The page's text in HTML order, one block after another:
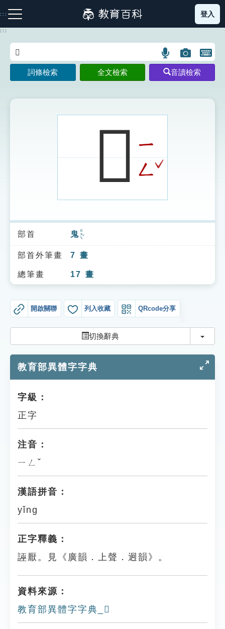
到
主
:::
注音索引圖示 筆畫索引圖示 部首索引表圖示
索引選單
知識索引
單字索引
遊戲專區
教學應用
貓頭鷹博士
登入
:::
語
言
搜
示
圖
片
搜
開
鍵
圖
詞條檢索 全文檢索 音讀檢索
𩳍ㄧ
ㄥ ˇ
部首 鬼ㄍㄨㄟˇ
部首外筆畫 7 畫
總筆畫 17 畫
開啟關聯 列入收藏 QRcode分享
切換辭典 切換
教育部異體字字典
字級：
正字
注音：
ㄧㄥˇ
漢語拼音：
yǐng
正字釋義：
誣厭。見《廣韻．上聲．迥韻》。
資料來源：
教育部異體字字典_𩳍